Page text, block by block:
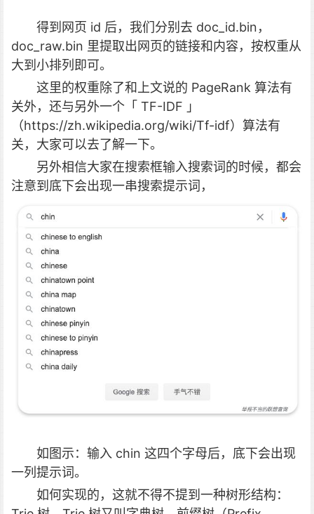
得到网页 id 后，我们分别去 doc_id.bin，
doc_raw.bin 里提取出网页的链接和内容，按权重从
大到小排列即可。
这里的权重除了和上文说的 PageRank 算法有
关外，还与另外一个「 TF-IDF 」
（https://zh.wikipedia.org/wiki/Tf-idf）算法有
关，大家可以去了解一下。
另外相信大家在搜索框输入搜索词的时候，都会
注意到底下会出现一串搜索提示词，
如图示：输入 chin 这四个字母后，底下会出现
一列提示词。
如何实现的，这就不得不提到一种树形结构：